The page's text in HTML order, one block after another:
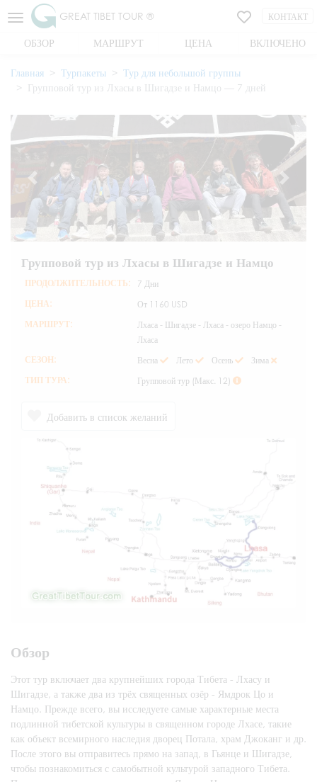
GREAT TIBET TOUR ® КОНТАКТ
ОБЗОР МАРШРУТ ЦЕНА ВКЛЮЧЕНО
Главная Турпакеты
Тур для небольшой группы
Групповой тур из Лхасы в Шигадзе и Намцо — 7 дней
Групповой тур из Лхасы в Шигадзе и Намцо
ПРОДОЛЖИТЕЛЬНОСТЬ:
7 Дни
ЦЕНА:
От 1160 USD
МАРШРУТ:
Лхаса - Шигадзе - Лхаса - озеро Намцо -
Лхаса
СЕЗОН:
Весна Лето Осень
Зима
ТИП ТУРА:
Групповой тур (Макс. 12)
Добавить в список желаний
Обзор
Этот тур включает два крупнейших города Тибета - Лхасу и
Шигадзе, а также два из трёх священных озёр - Ямдрок Цо и
Намцо. Прежде всего, вы исследуете самые характерные места
подлинной тибетской культуры в священном городе Лхасе, такие
как объект всемирного наследия дворец Потала, храм Джоканг и др.
После этого вы отправитесь прямо на запад, в Гьянце и Шигадзе,
чтобы познакомиться с самобытной культурой западного Тибета.